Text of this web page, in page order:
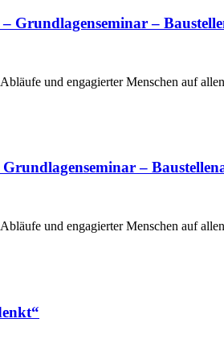
Grundlagenseminar –
und engagierter Menschen auf
–
und engagierter Menschen auf